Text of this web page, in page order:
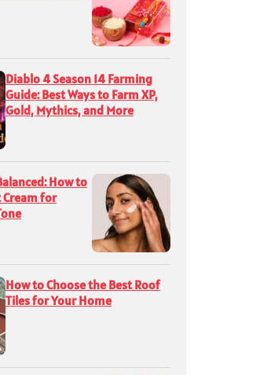
Diablo 4 Season 14 Farming
Guide: Best Ways to Farm XP,
Gold, Mythics, and More
How to
Cream for
How to Choose the Best Roof
Tiles for Your Home